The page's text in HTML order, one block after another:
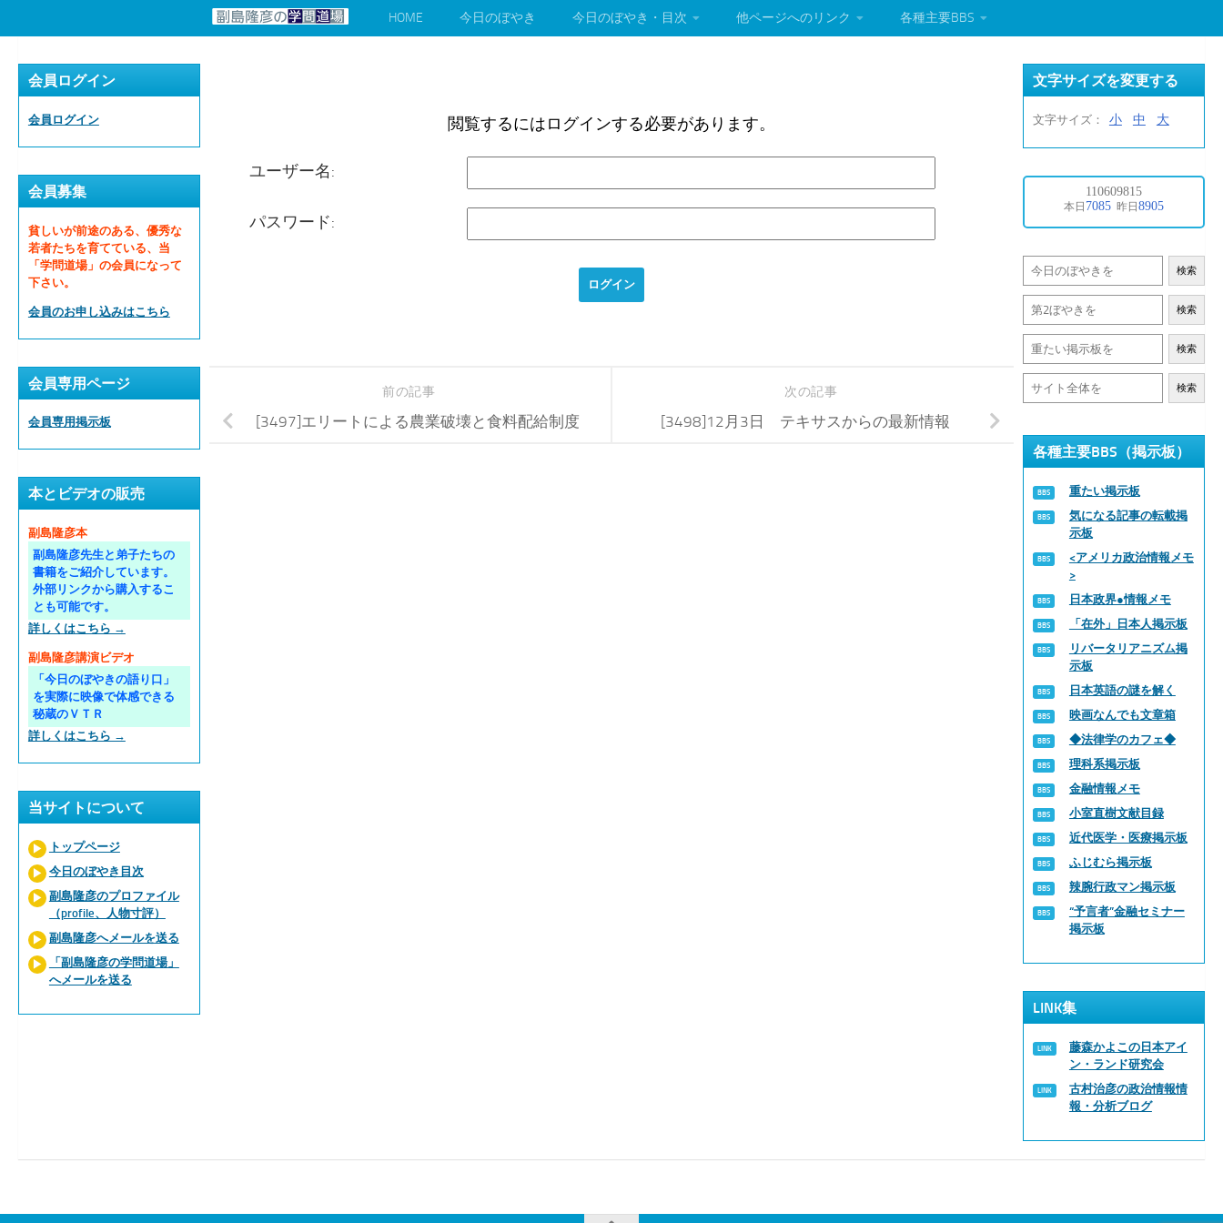
HOME 今日のぼやき 今日のぼやき・目次 他ページへのリンク 各種主要BBS
閲覧するにはログインする必要があります。
ユーザー名:
パスワード:
次の記事
[3498]12月3日 テキサスからの最新情報
前の記事
[3497]エリートによる農業破壊と食料配給制度
会員ログイン
会員ログイン
会員募集
貧しいが前途のある、優秀な
若者たちを育てている、当
「学問道場」の会員になって
下さい。
会員のお申し込みはこちら
会員専用ページ
会員専用掲示板
本とビデオの販売
副島隆彦本
副島隆彦先生と弟子たちの
書籍をご紹介しています。
外部リンクから購入するこ
とも可能です。
詳しくはこちら →
副島隆彦講演ビデオ
「今日のぼやきの語り口」
を実際に映像で体感できる
秘蔵のＶＴＲ
詳しくはこちら →
当サイトについて
トップページ
今日のぼやき目次
副島隆彦のプロファイル
（profile、人物寸評）
副島隆彦へメールを送る
「副島隆彦の学問道場」
へメールを送る
文字サイズを変更する
文字サイズ： 小 中 大
検索
検索
検索
検索
各種主要BBS（掲示板）
重たい掲示板
気になる記事の転載掲
示板
<アメリカ政治情報メモ
>
日本政界●情報メモ
「在外」日本人掲示板
リバータリアニズム掲
示板
日本英語の謎を解く
映画なんでも文章箱
◆法律学のカフェ◆
理科系掲示板
金融情報メモ
小室直樹文献目録
近代医学・医療掲示板
ふじむら掲示板
辣腕行政マン掲示板
“予言者”金融セミナー
掲示板
LINK集
藤森かよこの日本アイ
ン・ランド研究会
古村治彦の政治情報情
報・分析ブログ